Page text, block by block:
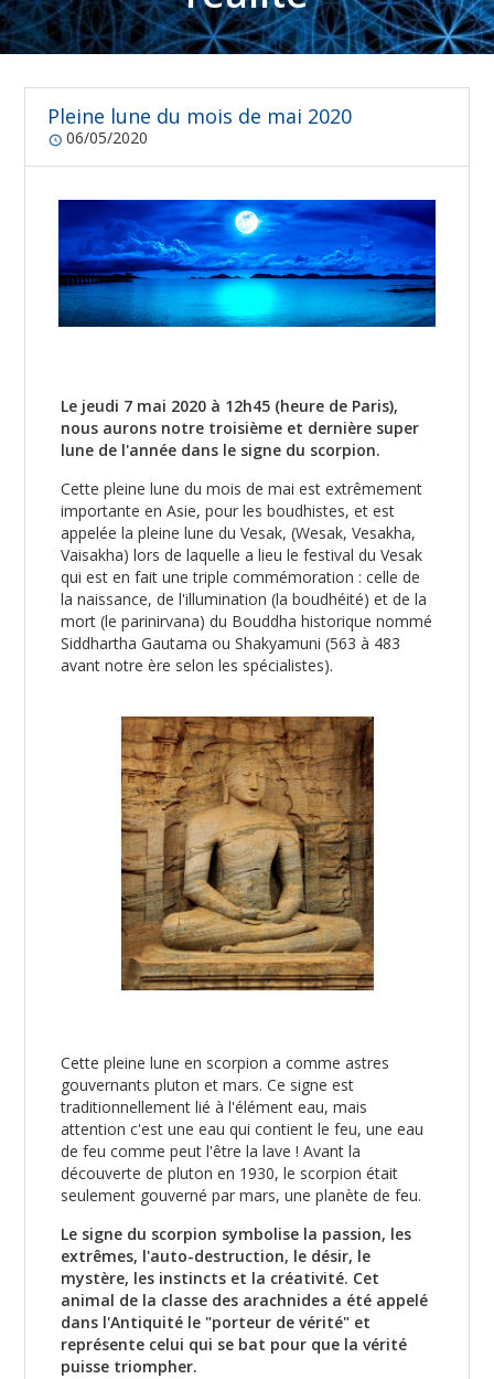
Pleine lune du mois de mai 2020
06/05/2020
Le jeudi 7 mai 2020 à 12h45 (heure de Paris),
nous aurons notre troisième et dernière super
lune de l'année dans le signe du scorpion.
Cette pleine lune du mois de mai est extrêmement
importante en Asie, pour les boudhistes, et est
appelée la pleine lune du Vesak, (Wesak, Vesakha,
Vaisakha) lors de laquelle a lieu le festival du Vesak
qui est en fait une triple commémoration : celle de
la naissance, de l'illumination (la boudhéité) et de la
mort (le parinirvana) du Bouddha historique nommé
Siddhartha Gautama ou Shakyamuni (563 à 483
avant notre ère selon les spécialistes).
Cette pleine lune en scorpion a comme astres
gouvernants pluton et mars. Ce signe est
traditionnellement lié à l'élément eau, mais
attention c'est une eau qui contient le feu, une eau
de feu comme peut l'être la lave ! Avant la
découverte de pluton en 1930, le scorpion était
seulement gouverné par mars, une planète de feu.
Le signe du scorpion symbolise la passion, les
extrêmes, l'auto-destruction, le désir, le
mystère, les instincts et la créativité. Cet
animal de la classe des arachnides a été appelé
dans l'Antiquité le "porteur de vérité" et
représente celui qui se bat pour que la vérité
puisse triompher.